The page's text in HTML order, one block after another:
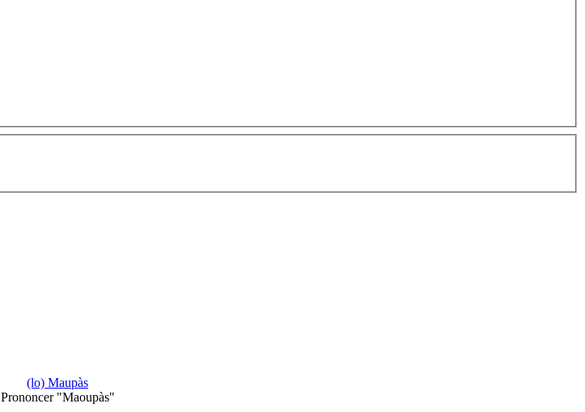
(lo) Maupàs
Prononcer "Maoupàs"